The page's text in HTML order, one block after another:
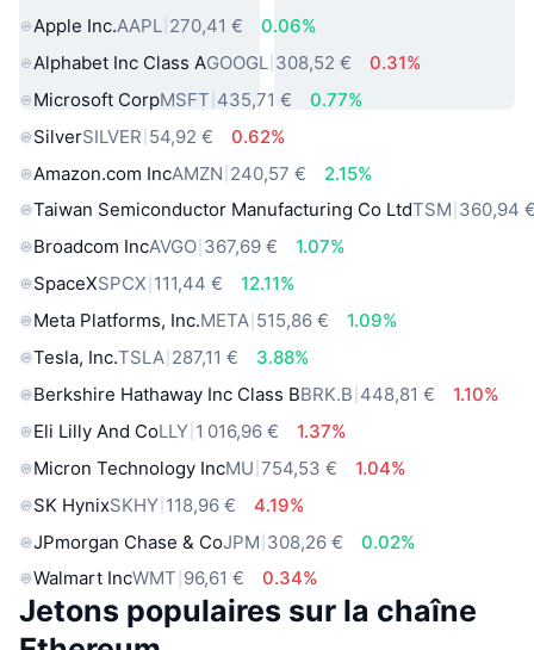
Apple Inc.AAPL 270,41 €
0.06%
Alphabet Inc Class AGOOGL 308,52 €
0.31%
Microsoft CorpMSFT 435,71 €
0.77%
SilverSILVER 54,92 €
0.62%
Amazon.com IncAMZN 240,57 €
2.15%
Taiwan Semiconductor Manufacturing Co LtdTSM 360,94
Broadcom IncAVGO 367,69 €
1.07%
SpaceXSPCX 111,44 €
12.11%
Meta Platforms, Inc.META 515,86 €
1.09%
Tesla, Inc.TSLA 287,11 €
3.88%
Berkshire Hathaway Inc Class BBRK.B 448,81 €
1.10%
Eli Lilly And CoLLY 1 016,96 €
1.37%
Micron Technology IncMU 754,53 €
1.04%
SK HynixSKHY 118,96 €
4.19%
JPmorgan Chase & CoJPM 308,26 €
0.02%
Walmart IncWMT 96,61 € 0.34%
Jetons populaires sur la chaîne